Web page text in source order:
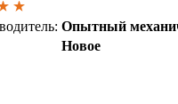
Опытный
Новое